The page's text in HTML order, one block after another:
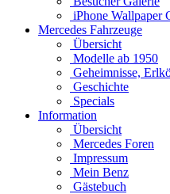
iPhone Wallpaper
Mercedes Fahrzeuge
Übersicht
Modelle ab 1950
Geheimnisse,
Geschichte
Specials
Information
Übersicht
Mercedes Foren
Impressum
Mein Benz
Gästebuch